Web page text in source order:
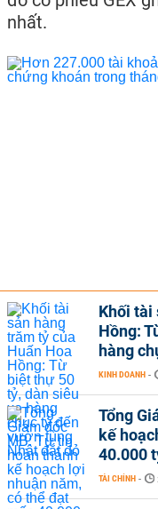
nhất.
Khối tài
Hồng:
hàng
KINH DOANH -
Tổng
kế
40.000
TÀI CHÍNH -